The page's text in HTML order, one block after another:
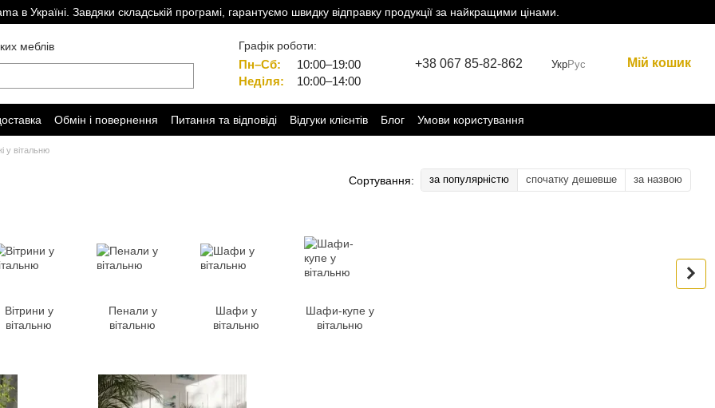
в Україні. Завдяки складській програмі, гарантуємо швидку відправку продукції за найкращими цінами.
меблів
Графік роботи:
Пн–Сб:
10:00–19:00
Неділя:
10:00–14:00
+38 067 85-82-862 УкрРус Мій кошик
Обмін і повернення Питання та відповіді Відгуки клієнтів Блог Умови користування
у вітальню
Сортування: за популярністю спочатку дешевше за назвою
Вітрини у
вітальню
Пенали у
вітальню
Шафи у
вітальню
Шафи-купе у
вітальню